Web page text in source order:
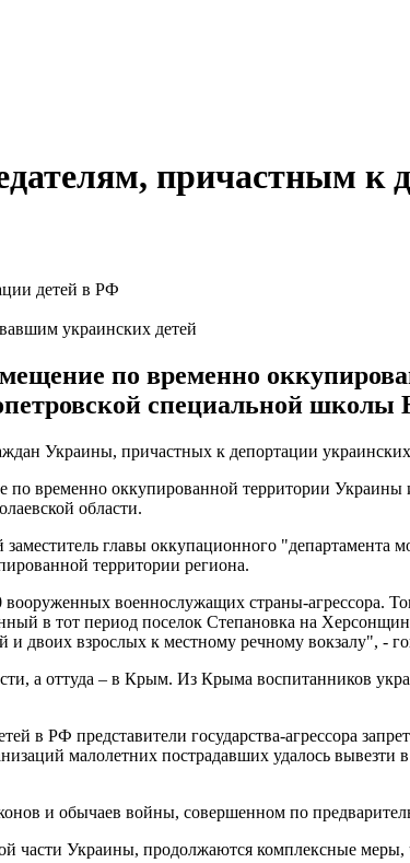
причастным к
украинских детей
по временно
специальной школы
Украины, причастных к депортации
по временно оккупированной территории
области.
главы оккупационного "департамента
территории региона.
военнослужащих страны-агрессора.
в тот период поселок Степановка на
двоих взрослых к местному речному вокзалу", -
а оттуда – в Крым. Из Крыма воспитанников
в РФ представители государства-агрессора
малолетних пострадавших удалось вывезти
и обычаев войны, совершенном по
части Украины, продолжаются комплексные